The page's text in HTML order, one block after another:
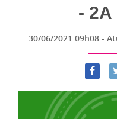
- 2A
30/06/2021 09h08 -